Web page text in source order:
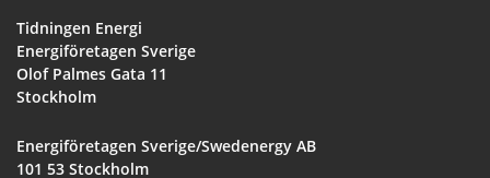
Tidningen Energi
Energiföretagen Sverige
Olof Palmes Gata 11
Stockholm
Energiföretagen Sverige/Swedenergy AB
101 53 Stockholm